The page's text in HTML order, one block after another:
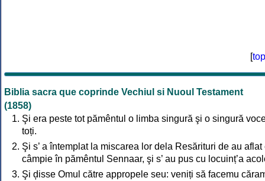
[top
Biblia sacra que coprinde Vechiul si Nuoul Testament
(1858)
Şi era peste tot pămêntul o limba singură şi o singură
toți.
Şi s’ a întemplat la miscarea lor dela Resărituri de au aflat
câmpie în pămêntul Sennaar, şi s’ au pus cu locuinț’a
Şi ḑisse Omul către appropele seu: veniți să facemu